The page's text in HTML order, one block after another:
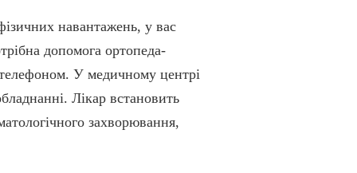
навантажень, у вас
допомога ортопеда-
телефоном. У медичному центрі
Лікар встановить
захворювання,